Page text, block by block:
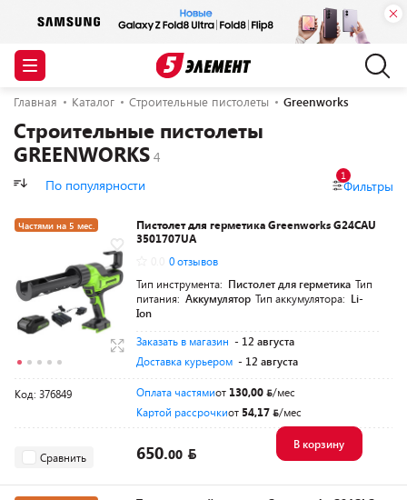
Главная Каталог Строительные пистолеты Greenworks
Строительные пистолеты
GREENWORKS
По популярности Фильтры
1
Частями на 5 мес.
Пистолет для герметика Greenworks G24CAU
3501707UA
0 отзывов
Тип инструмента: Пистолет для герметика Тип
питания: Аккумулятор Тип аккумулятора: Li-
Ion
Заказать в магазин - 12 августа
Доставка курьером - 12 августа
Код: 376849 Оплата частямиот 130,00
/мес
Картой рассрочкиот 54,17 /мес
Сравнить 650.00
В корзину